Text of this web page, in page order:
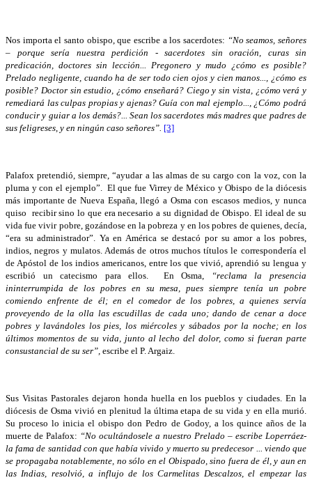
Nos importa el santo obispo, que escribe a los sacerdotes: “No seamos, señores
– porque sería nuestra perdición - sacerdotes sin oración, curas sin
predicación, doctores sin lección... Pregonero y mudo ¿cómo es posible?
Prelado negligente, cuando ha de ser todo cien ojos y cien manos..., ¿cómo es
posible? Doctor sin estudio, ¿cómo enseñará? Ciego y sin vista, ¿cómo verá y
remediará las culpas propias y ajenas? Guía con mal ejemplo..., ¿Cómo podrá
conducir y guiar a los demás?... Sean los sacerdotes más madres que padres de
sus feligreses, y en ningún caso señores”. [3]
Palafox pretendió, siempre, “ayudar a las almas de su cargo con la voz, con la
pluma y con el ejemplo”. El que fue Virrey de México y Obispo de la diócesis
más importante de Nueva España, llegó a Osma con escasos medios, y nunca
quiso recibir sino lo que era necesario a su dignidad de Obispo. El ideal de su
vida fue vivir pobre, gozándose en la pobreza y en los pobres de quienes, decía,
“era su administrador”. Ya en América se destacó por su amor a los pobres,
indios, negros y mulatos. Además de otros muchos títulos le correspondería el
de Apóstol de los indios americanos, entre los que vivió, aprendió su lengua y
escribió un catecismo para ellos. En Osma,
“reclama la presencia
ininterrumpida de los pobres en su mesa, pues siempre tenía un pobre
comiendo enfrente de él; en el comedor de los pobres, a quienes servía
proveyendo de la olla las escudillas de cada uno; dando de cenar a doce
pobres y lavándoles los pies, los miércoles y sábados por la noche; en los
últimos momentos de su vida, junto al lecho del dolor, como si fueran parte
consustancial de su ser”, escribe el P. Argaiz.
Sus Visitas Pastorales dejaron honda huella en los pueblos y ciudades. En la
diócesis de Osma vivió en plenitud la última etapa de su vida y en ella murió.
Su proceso lo inicia el obispo don Pedro de Godoy, a los quince años de la
muerte de Palafox: “No ocultándosele a nuestro Prelado – escribe Loperráez-
la fama de santidad con que había vivido y muerto su predecesor ... viendo que
se propagaba notablemente, no sólo en el Obispado, sino fuera de él, y aun en
las Indias, resolvió, a influjo de los Carmelitas Descalzos, el empezar las